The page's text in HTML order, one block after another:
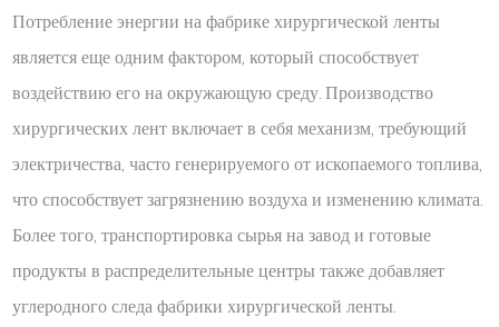
Потребление энергии на фабрике хирургической ленты
является еще одним фактором, который способствует
воздействию его на окружающую среду. Производство
хирургических лент включает в себя механизм, требующий
электричества, часто генерируемого от ископаемого топлива,
что способствует загрязнению воздуха и изменению климата.
Более того, транспортировка сырья на завод и готовые
продукты в распределительные центры также добавляет
углеродного следа фабрики хирургической ленты.